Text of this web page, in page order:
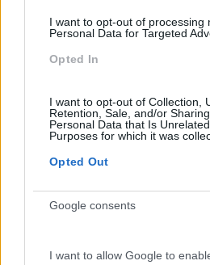
I want to opt-out of processing
Personal Data for Targeted
Opted In
I want to opt-out of Collection,
Retention, Sale, and/or
Personal Data that Is
Purposes for which it was
Opted Out
Google consents
I want to allow Google to